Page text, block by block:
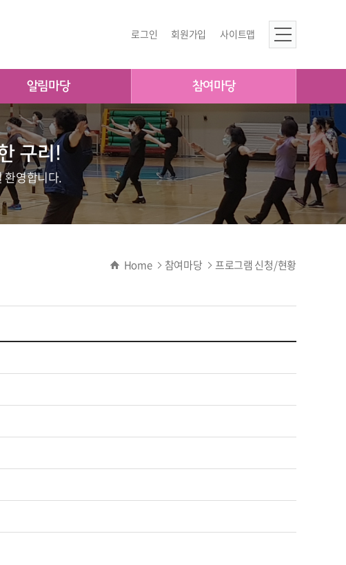
로그인 회원가입 사이트맵
알림마당 참여마당
구리!
환영합니다.
Home 참여마당 프로그램 신청/현황